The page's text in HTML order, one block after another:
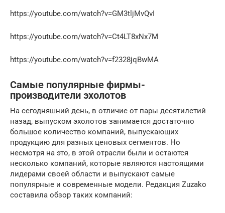
https://youtube.com/watch?v=GM3tljMvQvI
https://youtube.com/watch?v=Ct4LT8xNx7M
https://youtube.com/watch?v=f2328jqBwMA
Самые популярные фирмы-
производители эхолотов
На сегодняшний день, в отличие от пары десятилетий
назад, выпуском эхолотов занимается достаточно
большое количество компаний, выпускающих
продукцию для разных ценовых сегментов. Но
несмотря на это, в этой отрасли были и остаются
несколько компаний, которые являются настоящими
лидерами своей области и выпускают самые
популярные и современные модели. Редакция Zuzako
составила обзор таких компаний: